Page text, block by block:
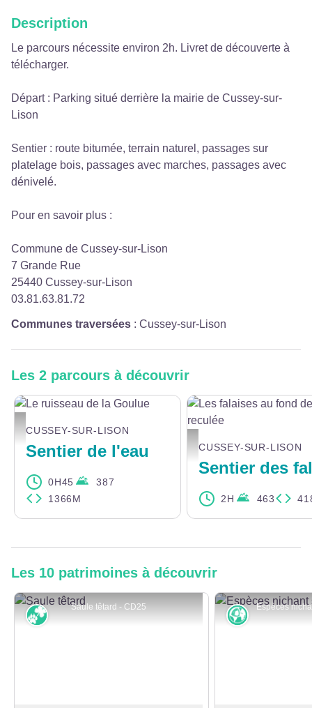
Description
Le parcours nécessite environ 2h. Livret de découverte à
télécharger.
Départ : Parking situé derrière la mairie de Cussey-sur-
Lison
Sentier : route bitumée, terrain naturel, passages sur
platelage bois, passages avec marches, passages avec
dénivelé.
Pour en savoir plus :
Commune de Cussey-sur-Lison
7 Grande Rue
25440 Cussey-sur-Lison
03.81.63.81.72
Communes traversées : Cussey-sur-Lison
Les 2 parcours à découvrir
Le ruisseau de la Goulue - CD25
CUSSEY-SUR-LISON
Sentier de l'eau
0H45
387
1366M
Les falaises au fond de la
CUSSEY-SUR-LISON
2H 463
Les 10 patrimoines à découvrir
Saule têtard - CD25
Faune et flore Karst